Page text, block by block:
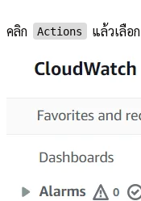
คลิก Actions แล้วเลือก